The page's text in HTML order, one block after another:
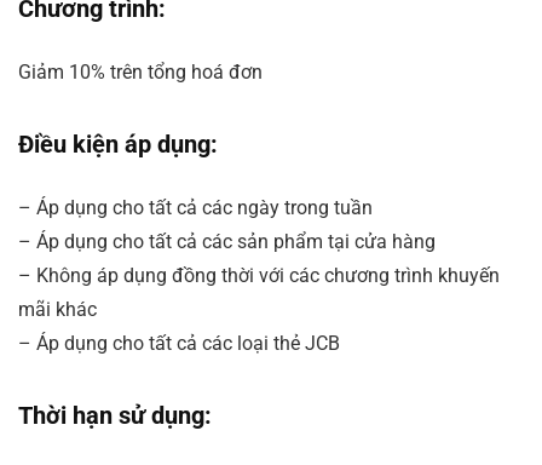
Chương trình:
Giảm 10% trên tổng hoá đơn
Điều kiện áp dụng:
– Áp dụng cho tất cả các ngày trong tuần
– Áp dụng cho tất cả các sản phẩm tại cửa hàng
– Không áp dụng đồng thời với các chương trình khuyến
mãi khác
– Áp dụng cho tất cả các loại thẻ JCB
Thời hạn sử dụng: